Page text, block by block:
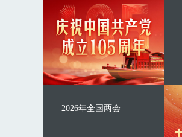
2026年全国两会